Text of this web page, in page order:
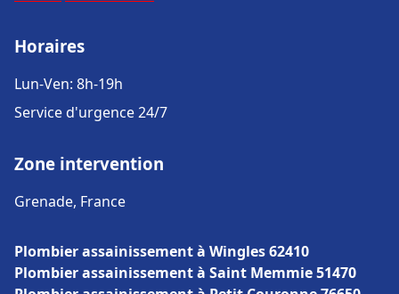
Horaires
Lun-Ven: 8h-19h
Service d'urgence 24/7
Zone intervention
Grenade, France
Plombier assainissement à Wingles 62410
Plombier assainissement à Saint Memmie 51470